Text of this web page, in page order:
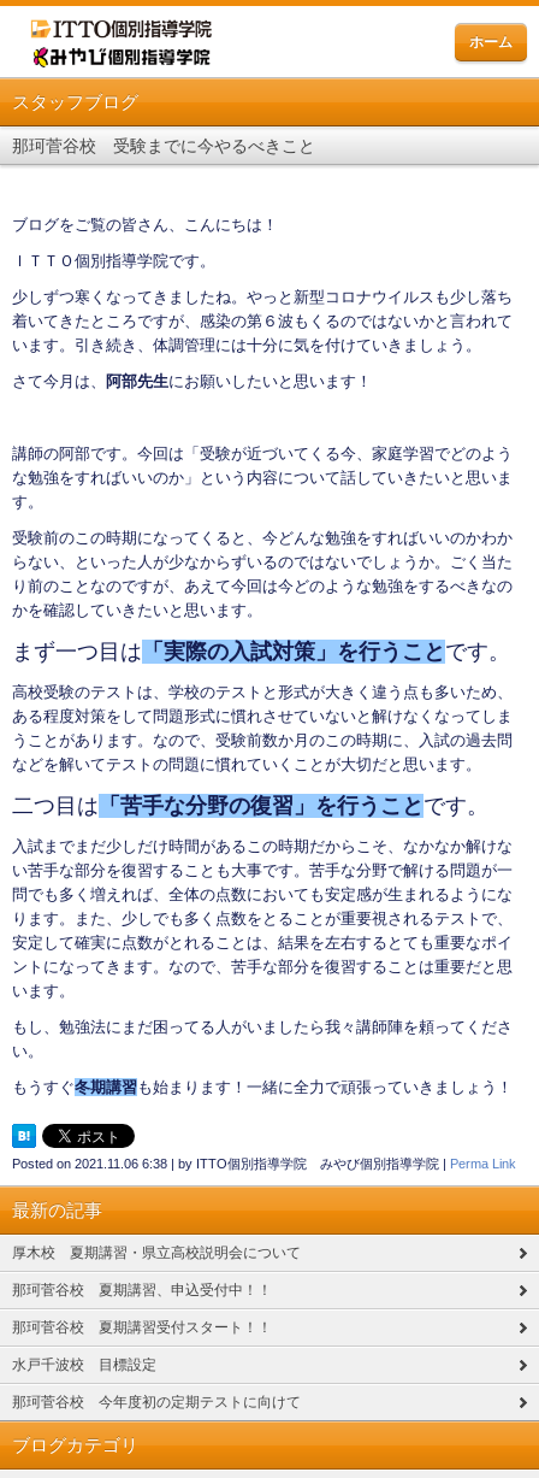
ホーム
スタッフブログ
那珂菅谷校 受験までに今やるべきこと
ブログをご覧の皆さん、こんにちは！
ＩＴＴＯ個別指導学院です。
少しずつ寒くなってきましたね。やっと新型コロナウイルスも少し落ち
着いてきたところですが、感染の第６波もくるのではないかと言われて
います。引き続き、体調管理には十分に気を付けていきましょう。
さて今月は、
阿部先生にお願いしたいと思います！
講師の阿部です。今回は「受験が近づいてくる今、家庭学習でどのよう
な勉強をすればいいのか」という内容について話していきたいと思いま
す。
受験前のこの時期になってくると、今どんな勉強をすればいいのかわか
らない、といった人が少なからずいるのではないでしょうか。ごく当た
り前のことなのですが、あえて今回は今どのような勉強をするべきなの
かを確認していきたいと思います。
まず一つ目は 「実際の入試対策」を行うこと です。
高校受験のテストは、学校のテストと形式が大きく違う点も多いため、
ある程度対策をして問題形式に慣れさせていないと解けなくなってしま
うことがあります。なので、受験前数か月のこの時期に、入試の過去問
などを解いてテストの問題に慣れていくことが大切だと思います。
二つ目は 「苦手な分野の復習」を行うこと です。
入試までまだ少しだけ時間があるこの時期だからこそ、なかなか解けな
い苦手な部分を復習することも大事です。苦手な分野で解ける問題が一
問でも多く増えれば、全体の点数においても安定感が生まれるようにな
ります。また、少しでも多く点数をとることが重要視されるテストで、
安定して確実に点数がとれることは、結果を左右するとても重要なポイ
ントになってきます。なので、苦手な部分を復習することは重要だと思
います。
もし、勉強法にまだ困ってる人がいましたら我々講師陣を頼ってくださ
い。
もうすぐ冬期講習も始まります！一緒に全力で頑張っていきましょう！
Posted on 2021.11.06 6:38 | by ITTO個別指導学院 みやび個別指導学院 | Perma Link
最新の記事
厚木校 夏期講習・県立高校説明会について
那珂菅谷校 夏期講習、申込受付中！！
那珂菅谷校 夏期講習受付スタート！！
水戸千波校 目標設定
那珂菅谷校 今年度初の定期テストに向けて
ブログカテゴリ